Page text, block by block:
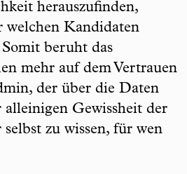
herauszufinden,
welchen Kandidaten
beruht das
mehr auf dem Vertrauen
der über die Daten
alleinigen Gewissheit der
zu wissen, für wen